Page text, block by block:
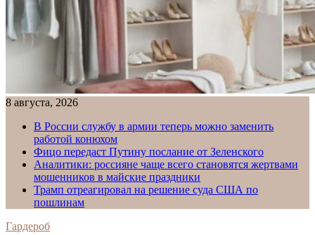
8 августа, 2026
В России службу в армии теперь можно заменить
работой конюхом
Фицо передаст Путину послание от Зеленского
Аналитики: россияне чаще всего становятся жертвами
мошенников в майские праздники
Трамп отреагировал на решение суда США по
пошлинам
Гардероб